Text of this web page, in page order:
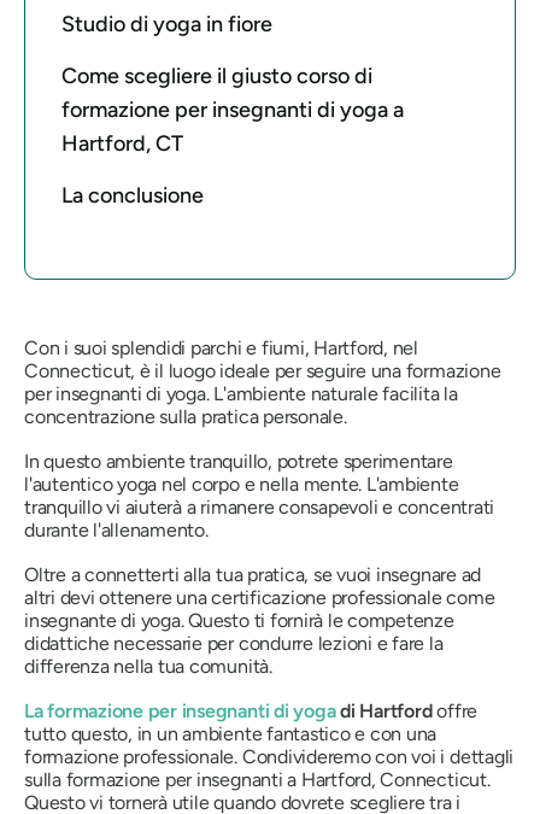
Studio di yoga in fiore
Come scegliere il giusto corso di
formazione per insegnanti di yoga a
Hartford, CT
La conclusione
Con i suoi splendidi parchi e fiumi, Hartford, nel
Connecticut, è il luogo ideale per seguire una formazione
per insegnanti di yoga. L'ambiente naturale facilita la
concentrazione sulla pratica personale.
In questo ambiente tranquillo, potrete sperimentare
l'autentico yoga nel corpo e nella mente. L'ambiente
tranquillo vi aiuterà a rimanere consapevoli e concentrati
durante l'allenamento.
Oltre a connetterti alla tua pratica, se vuoi insegnare ad
altri devi ottenere una certificazione professionale come
insegnante di yoga. Questo ti fornirà le competenze
didattiche necessarie per condurre lezioni e fare la
differenza nella tua comunità.
La formazione per insegnanti di yogadi Hartfordoffre
tutto questo, in un ambiente fantastico e con una
formazione professionale. Condivideremo con voi i dettagli
sulla formazione per insegnanti a Hartford, Connecticut.
Questo vi tornerà utile quando dovrete scegliere tra i